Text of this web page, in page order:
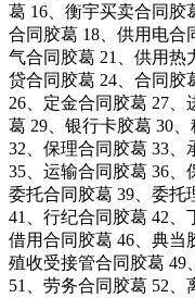
葛 16、衡宇买卖合同胶
合同胶葛 18、供用电合
气合同胶葛 21、供用热
贷合同胶葛 24、合同胶
26、定金合同胶葛 27
葛 29、银行卡胶葛 30
32、保理合同胶葛 33
35、运输合同胶葛 36、
委托合同胶葛 39、委托
41、行纪合同胶葛 42、
借用合同胶葛 46、典当
殖收受接管合同胶葛 49
51、劳务合同胶葛 52